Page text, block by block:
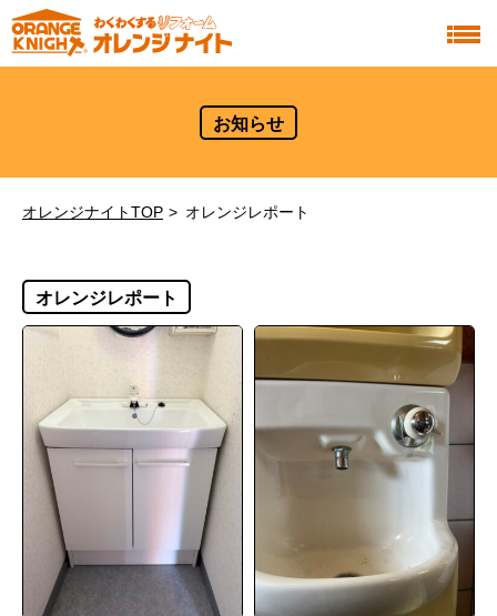
お知らせ
オレンジナイトTOP オレンジレポート
オレンジレポート